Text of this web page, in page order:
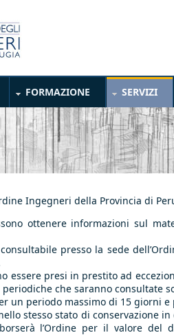
FORMAZIONE SERVIZI
Ingegneri della Provincia di
ottenere informazioni sul
presso la sede
essere presi in prestito ad
che saranno consultate
un periodo massimo di 15 giorni
stesso stato di conservazione
l’Ordine per il valore del